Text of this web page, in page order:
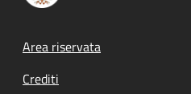
Footer menu
Area riservata
Crediti